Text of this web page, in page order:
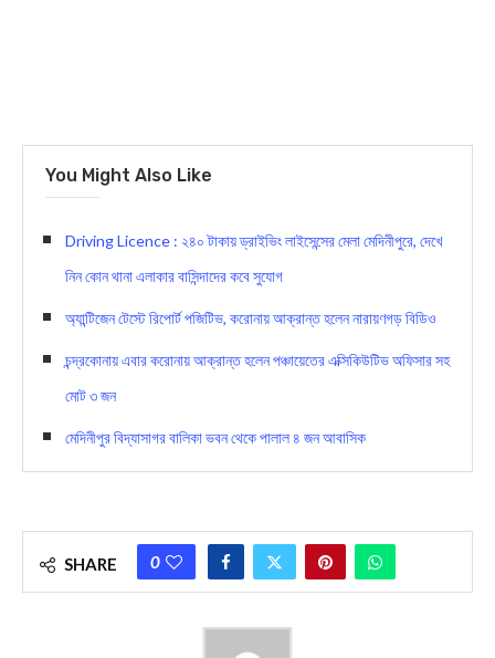
You Might Also Like
Driving Licence : ২৪০ টাকায় ড্রাইভিং লাইসেন্সের মেলা মেদিনীপুরে, দেখে
নিন কোন থানা এলাকার বাসিন্দাদের কবে সুযোগ
অ্যান্টিজেন টেস্টে রিপোর্ট পজিটিভ, করোনায় আক্রান্ত হলেন নারায়ণগড় বিডিও
চন্দ্রকোনায় এবার করোনায় আক্রান্ত হলেন পঞ্চায়েতের এক্সিকিউটিভ অফিসার সহ
মোট ৩ জন
মেদিনীপুর বিদ্যাসাগর বালিকা ভবন থেকে পালাল ৪ জন আবাসিক
SHARE 0